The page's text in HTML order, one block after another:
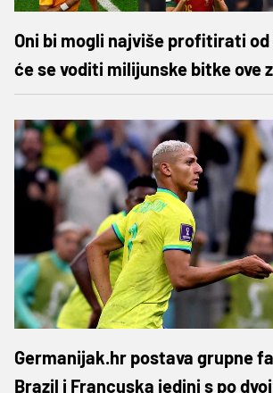
Oni bi mogli najviše profitirati od
će se voditi milijunske bitke ove
Germanijak.hr postava grupne
Brazil i Francuska jedini s po